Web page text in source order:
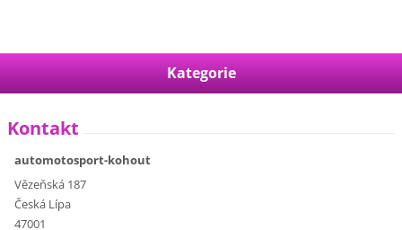
Kategorie
Kontakt
automotosport-kohout
Vězeňská 187
Česká Lípa
47001